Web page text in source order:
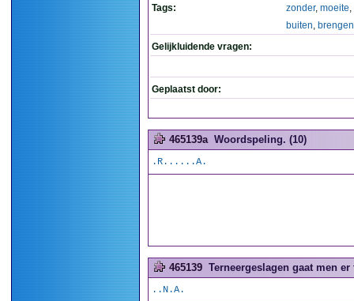
Tags:
zonder, moeite,
buiten, brengen
Gelijkluidende vragen:
Geplaatst door:
465139a Woordspeling. (10)
.R......A.
465139 Terneergeslagen gaat men er
..N.A.